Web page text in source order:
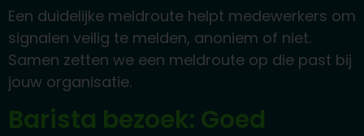
Een duidelijke meldroute helpt medewerkers om
signalen veilig te melden, anoniem of niet.
Samen zetten we een meldroute op die past bij
jouw organisatie.
Barista bezoek: Goed